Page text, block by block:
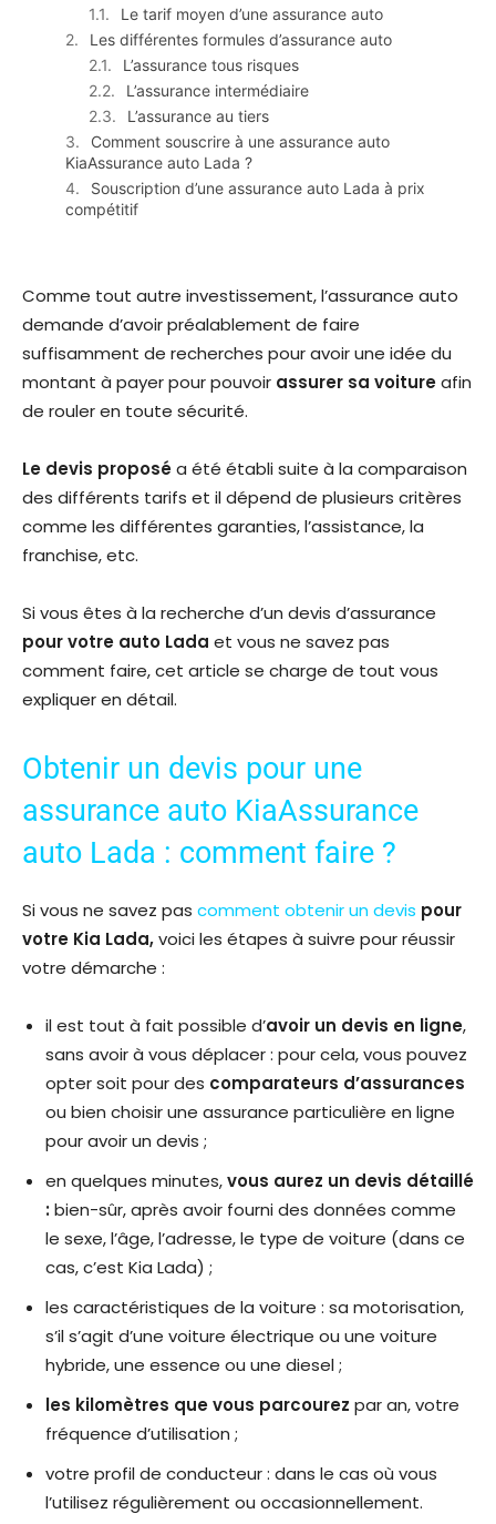
Le tarif moyen d’une assurance auto
Les différentes formules d’assurance auto
L’assurance tous risques
L’assurance intermédiaire
L’assurance au tiers
Comment souscrire à une assurance auto
KiaAssurance auto Lada ?
Souscription d’une assurance auto Lada à prix
compétitif
Comme tout autre investissement, l’assurance auto
demande d’avoir préalablement de faire
suffisamment de recherches pour avoir une idée du
montant à payer pour pouvoir assurer sa voitureafin
de rouler en toute sécurité.
Le devis proposéa été établi suite à la comparaison
des différents tarifs et il dépend de plusieurs critères
comme les différentes garanties, l’assistance, la
franchise, etc.
Si vous êtes à la recherche d’un devis d’assurance
pour votre auto Lada et vous ne savez pas
comment faire, cet article se charge de tout vous
expliquer en détail.
Obtenir un devis pour une
assurance auto KiaAssurance
auto Lada : comment faire ?
Si vous ne savez pas comment obtenir un devis pour
votre Kia Lada,voici les étapes à suivre pour réussir
votre démarche :
il est tout à fait possible d’avoir un devis en ligne,
sans avoir à vous déplacer : pour cela, vous pouvez
opter soit pour des comparateurs d’assurances
ou bien choisir une assurance particulière en ligne
pour avoir un devis ;
en quelques minutes,vous aurez un devis détaillé
:bien-sûr, après avoir fourni des données comme
le sexe, l’âge, l’adresse, le type de voiture (dans ce
cas, c’est Kia Lada) ;
les caractéristiques de la voiture : sa motorisation,
s’il s’agit d’une voiture électrique ou une voiture
hybride, une essence ou une diesel ;
les kilomètres que vous parcourez par an, votre
fréquence d’utilisation ;
votre profil de conducteur : dans le cas où vous
l’utilisez régulièrement ou occasionnellement.